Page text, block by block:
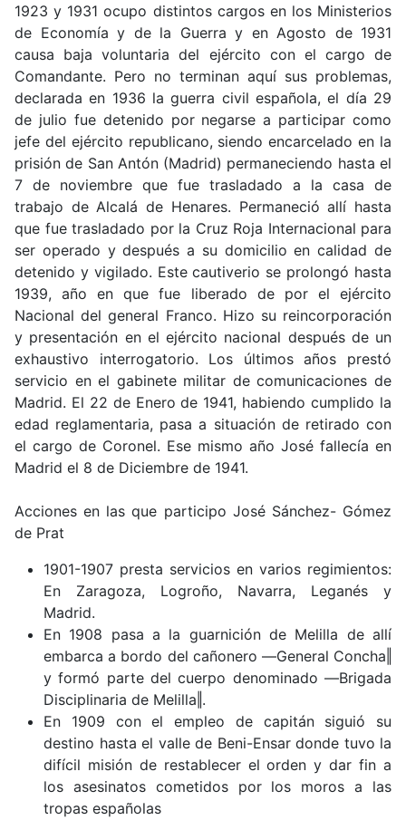
1923 y 1931 ocupo distintos cargos en los Ministerios
de Economía y de la Guerra y en Agosto de 1931
causa baja voluntaria del ejército con el cargo de
Comandante. Pero no terminan aquí sus problemas,
declarada en 1936 la guerra civil española, el día 29
de julio fue detenido por negarse a participar como
jefe del ejército republicano, siendo encarcelado en la
prisión de San Antón (Madrid) permaneciendo hasta el
7 de noviembre que fue trasladado a la casa de
trabajo de Alcalá de Henares. Permaneció allí hasta
que fue trasladado por la Cruz Roja Internacional para
ser operado y después a su domicilio en calidad de
detenido y vigilado. Este cautiverio se prolongó hasta
1939, año en que fue liberado de por el ejército
Nacional del general Franco. Hizo su reincorporación
y presentación en el ejército nacional después de un
exhaustivo interrogatorio. Los últimos años prestó
servicio en el gabinete militar de comunicaciones de
Madrid. El 22 de Enero de 1941, habiendo cumplido la
edad reglamentaria, pasa a situación de retirado con
el cargo de Coronel. Ese mismo año José fallecía en
Madrid el 8 de Diciembre de 1941.
Acciones en las que participo José Sánchez- Gómez
de Prat
1901-1907 presta servicios en varios regimientos:
En Zaragoza, Logroño, Navarra, Leganés y
Madrid.
En 1908 pasa a la guarnición de Melilla de allí
embarca a bordo del cañonero ―General Concha‖
y formó parte del cuerpo denominado ―Brigada
Disciplinaria de Melilla‖.
En 1909 con el empleo de capitán siguió su
destino hasta el valle de Beni-Ensar donde tuvo la
difícil misión de restablecer el orden y dar fin a
los asesinatos cometidos por los moros a las
tropas españolas